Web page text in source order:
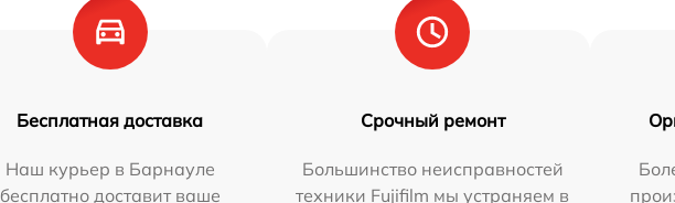
Бесплатная доставка
Наш курьер в Барнауле
бесплатно доставит ваше
Срочный ремонт
Большинство неисправностей
техники Fujifilm мы устраняем в